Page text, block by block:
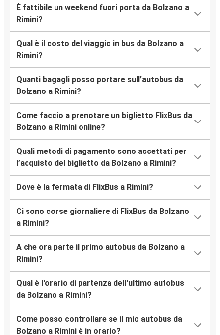
È fattibile un weekend fuori porta da Bolzano a
Rimini?
Qual è il costo del viaggio in bus da Bolzano a
Rimini?
Quanti bagagli posso portare sull’autobus da
Bolzano a Rimini?
Come faccio a prenotare un biglietto FlixBus da
Bolzano a Rimini online?
Quali metodi di pagamento sono accettati per
l’acquisto del biglietto da Bolzano a Rimini?
Dove è la fermata di FlixBus a Rimini?
Ci sono corse giornaliere di FlixBus da Bolzano
a Rimini?
A che ora parte il primo autobus da Bolzano a
Rimini?
Qual è l'orario di partenza dell'ultimo autobus
da Bolzano a Rimini?
Come posso controllare se il mio autobus da
Bolzano a Rimini è in orario?